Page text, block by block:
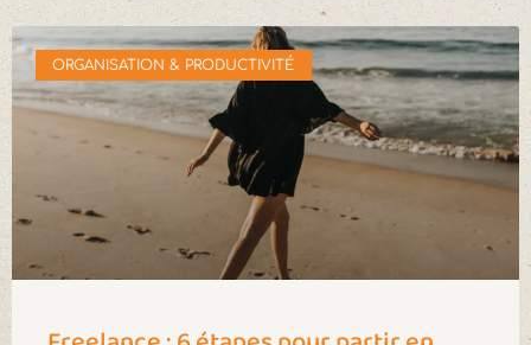
ORGANISATION & PRODUCTIVITÉ